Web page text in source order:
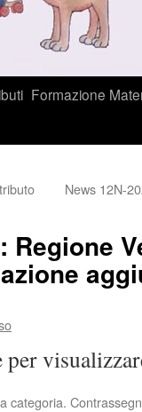
Formazione
News 12N-
Regione
categoria.